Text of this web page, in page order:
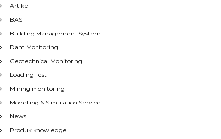
Artikel
BAS
Building Management System
Dam Monitoring
Geotechnical Monitoring
Loading Test
Mining monitoring
Modelling & Simulation Service
News
Produk knowledge